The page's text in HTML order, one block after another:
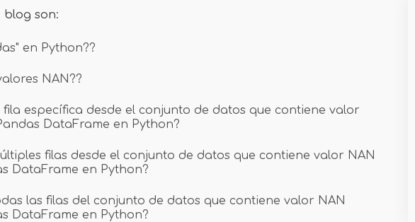
blog son:
en Python??
NAN??
específica desde el conjunto de datos que contiene valor
DataFrame en Python?
filas desde el conjunto de datos que contiene valor NAN
DataFrame en Python?
las filas del conjunto de datos que contiene valor NAN
DataFrame en Python?